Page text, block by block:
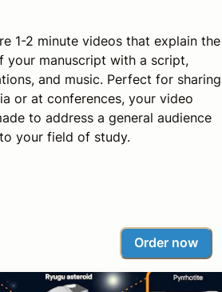
1-2 minute videos that explain the
your manuscript with a script,
and music. Perfect for sharing
or at conferences, your video
to address a general audience
your field of study.
Order now